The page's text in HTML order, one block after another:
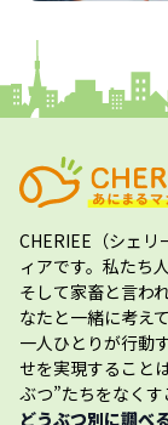
CHERIEE（シェリ
ィアです。私たち
そして家畜と言わ
なたと一緒に考え
一人ひとりが行動
せを実現すること
ぶつ”たちをなくす
どうぶつ別に調べ